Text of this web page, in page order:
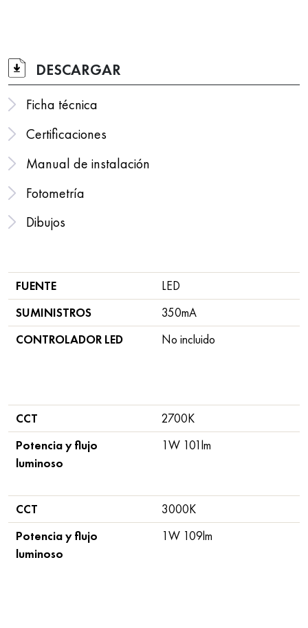
DESCARGAR
Ficha técnica
Certificaciones
Manual de instalación
Fotometría
Dibujos
CCT
2700K
Potencia y flujo
luminoso
1W 101lm
CCT
3000K
Potencia y flujo
luminoso
1W 109lm
FUENTE
LED
SUMINISTROS
350mA
CONTROLADOR LED
No incluido